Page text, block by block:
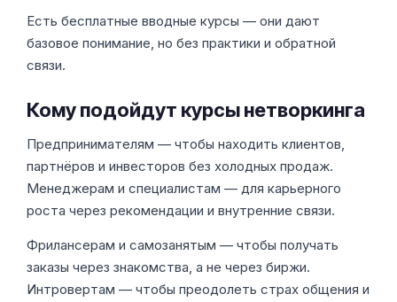
Есть бесплатные вводные курсы — они дают
базовое понимание, но без практики и обратной
связи.
Кому подойдут курсы нетворкинга
Предпринимателям — чтобы находить клиентов,
партнёров и инвесторов без холодных продаж.
Менеджерам и специалистам — для карьерного
роста через рекомендации и внутренние связи.
Фрилансерам и самозанятым — чтобы получать
заказы через знакомства, а не через биржи.
Интровертам — чтобы преодолеть страх общения и